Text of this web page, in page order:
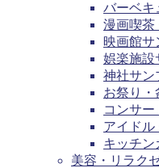
バーベキ
漫画喫茶
映画館サ
娯楽施設
神社サン
お祭り・
コンサ
アイドル
キッチン
美容・リラク